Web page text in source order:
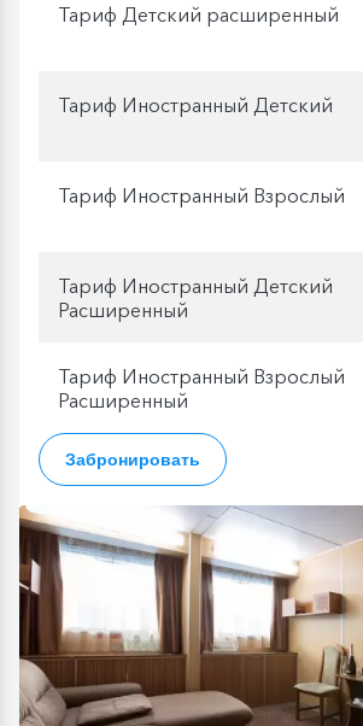
Тариф Детский расширенный
Тариф Иностранный Детский
Тариф Иностранный Взрослый
Тариф Иностранный Детский
Расширенный
Тариф Иностранный Взрослый
Расширенный
Забронировать